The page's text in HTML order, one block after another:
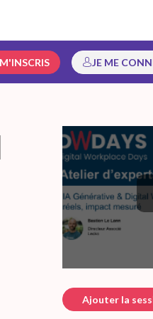
JE ME
Ajouter la